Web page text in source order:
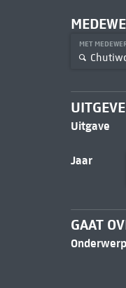
MET
Uitgave
Jaar
GAAT
Onderwerp